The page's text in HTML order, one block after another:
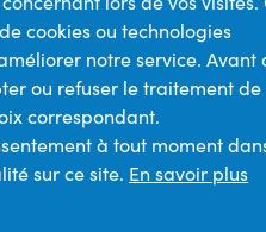
cookies ou technologies
notre service. Avant
ou refuser le traitement de
correspondant.
à tout moment
sur ce site. En savoir plus